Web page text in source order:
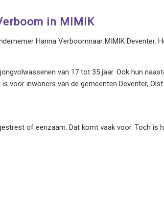
in MIMIK
Hanna Verboomnaar MIMIK Deventer.
van 17 tot 35 jaar. Ook hun
voor inwoners van de gemeenten Deventer,
of eenzaam. Dat komt vaak voor. Toch is